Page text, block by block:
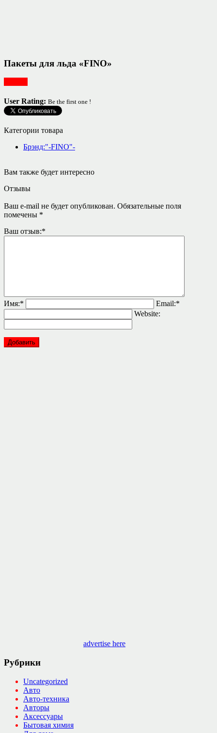
Пакеты для льда «FINO»
User Rating: Be the first one !
Категории товара
Брэнд:"-FINO"-
Вам также будет интересно
Отзывы
Ваш e-mail не будет опубликован. Обязательные поля
помечены *
Ваш отзыв:*
Имя:* Email:*
Website:
advertise here
Рубрики
Uncategorized
Авто
Авто-техника
Авторы
Аксессуары
Бытовая химия